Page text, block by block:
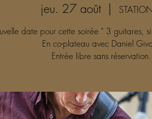
jeu. 27 août
  |
date pour cette soirée " 3 guitares,
En co-plateau avec Daniel
Entrée libre sans